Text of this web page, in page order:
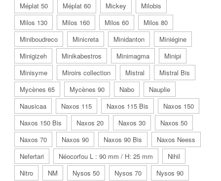
Méplat 50
Méplat 60 Mickey
Milobis
Milos 130
Milos 160 Milos 60
Milos 80
Miniboudreco
Minicreta Minidanton
Miniégine
Minigizeh
Minikabestros Minimagma
Minipi
Minisyme
Miroirs collection Mistral
Mistral Bis
Mycènes 65
Mycènes 90 Nabo
Nauplie
Nausicaa
Naxos 115 Naxos 115 Bis
Naxos 150
Naxos 150 Bis
Naxos 20 Naxos 30
Naxos 50
Naxos 70
Naxos 90 Naxos 90 Bis
Naxos Neess
Nefertari
Néocorfou L : 90 mm / H: 25 mm
Nihil
Nitro
NM Nysos 50 Nysos 70
Nysos 90